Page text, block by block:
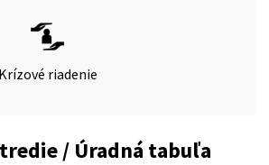
Krízové riadenie
/ Úradná tabuľa